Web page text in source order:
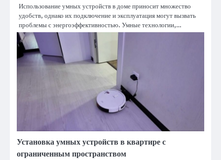
Использование умных устройств в доме приносит множество
удобств, однако их подключение и эксплуатация могут вызвать
проблемы с энергоэффективностью. Умные технологии,…
Установка умных устройств в квартире с
ограниченным пространством